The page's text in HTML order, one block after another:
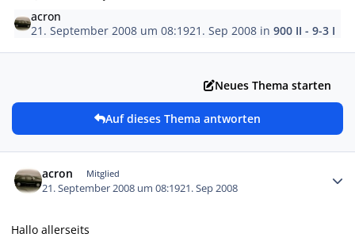
acron
21. September 2008 um 08:1921. Sep 2008 in900 II - 9-3 I
Neues Thema starten
Auf dieses Thema antworten
acron Mitglied
21. September 2008 um 08:1921. Sep 2008
Hallo allerseits